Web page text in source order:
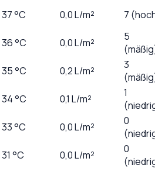
37°C 0,0L/m²
7
36°C 0,0L/m²
5
35°C 0,2L/m²
3
34°C 0,1 L/m²
1
33°C 0,0L/m²
0
31 °C 0,0L/m²
0